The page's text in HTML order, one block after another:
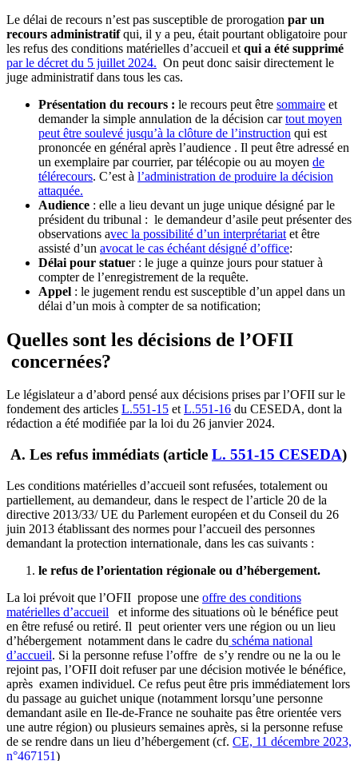
Le délai de recours n’est pas susceptible de prorogation par un
recours administratifqui, il y a peu, était pourtant obligatoire pour
les refus des conditions matérielles d’accueil et qui a été supprimé
par le décret du 5 juillet 2024. On peut donc saisir directement le
juge administratif dans tous les cas.
Présentation du recours : le recours peut être sommaire et
demander la simple annulation de la décision cartout moyen
peut être soulevé jusqu’à la clôture de l’instruction qui est
prononcée en général après l’audience . Il peut être adressé en
un exemplaire par courrier, par télécopie ou au moyen de
télérecours. C’est à l’administration de produire la décision
attaquée.
Audience : elle a lieu devant un juge unique désigné par le
président du tribunal : le demandeur d’asile peut présenter des
observations avec la possibilité d’un interprétariat et être
assisté d’un avocat le cas échéant désigné d’office:
Délai pour statuer : le juge a quinze jours pour statuer à
compter de l’enregistrement de la requête.
Appel : le jugement rendu est susceptible d’un appel dans un
délai d’un mois à compter de sa notification;
Quelles sont les décisions de l’OFII
concernées?
Le législateur a d’abord pensé aux décisions prises par l’OFII sur le
fondement des articles L.551-15 etL.551-16 du CESEDA, dont la
rédaction a été modifiée par la loi du 26 janvier 2024.
A. Les refus immédiats (article L. 551-15 CESEDA)
Les conditions matérielles d’accueil sont refusées, totalement ou
partiellement, au demandeur, dans le respect de l’article 20 de la
directive 2013/33/ UE du Parlement européen et du Conseil du 26
juin 2013 établissant des normes pour l’accueil des personnes
demandant la protection internationale, dans les cas suivants :
le refus de l’orientation régionale ou d’hébergement.
La loi prévoit que l’OFII propose une offre des conditions
matérielles d’accueil et informe des situations où le bénéfice peut
en être refusé ou retiré. Il peut orienter vers une région ou un lieu
d’hébergement notamment dans le cadre du schéma national
d’accueil. Si la personne refuse l’offre de s’y rendre ou ne la ou le
rejoint pas, l’OFII doit refuser par une décision motivée le bénéfice,
après examen individuel. Ce refus peut être pris immédiatement lors
du passage au guichet unique (notamment lorsqu’une personne
demandant asile en Ile-de-France ne souhaite pas être orientée vers
une autre région) ou plusieurs semaines après, si la personne refuse
de se rendre dans un lieu d’hébergement (cf. CE, 11 décembre 2023,
n°467151)